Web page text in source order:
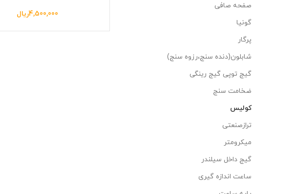
صفحه صافی
گونیا
پرگار
شابلون(دنده سنج،رزوه سنج)
گیج توپی گیج رینگی
ضخامت سنج
کولیس
ترازصنعتی
میکرومتر
گیج داخل سیلندر
ساعت اندازه گیری
4,500,000ریال